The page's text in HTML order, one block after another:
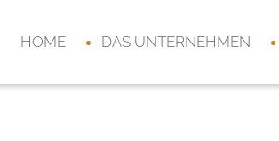
HOME DAS UNTERNEHMEN